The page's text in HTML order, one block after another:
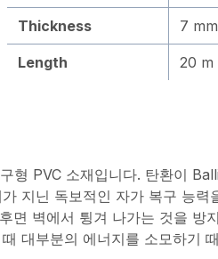
Thickness 7 mm
Length 20 m
PVC 소재입니다. 탄환이
지닌 독보적인 자가 복구 능력
벽에서 튕겨 나가는 것을 방
대부분의 에너지를 소모하기